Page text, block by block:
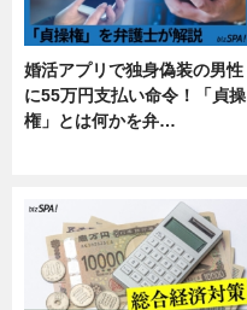
婚活アプリで独身偽装の男性
に55万円支払い命令！「貞操
権」とは何かを弁…